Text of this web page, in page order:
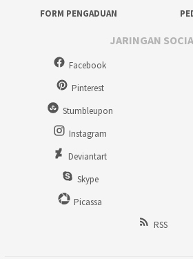
FORM PENGADUAN
JARINGAN
Facebook
Pinterest
Stumbleupon
Instagram
Deviantart
Skype
Picassa
RSS